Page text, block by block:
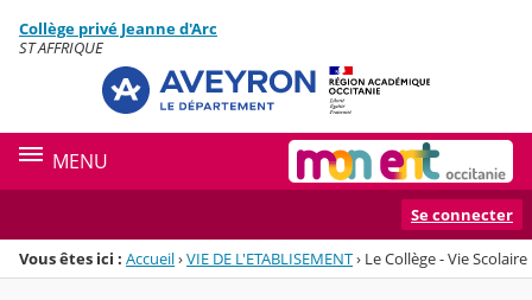
Menu de la rubrique
Contenu
Collège privé Jeanne d'Arc
ST AFFRIQUE
MENU
Se connecter
Vous êtes ici : Accueil›VIE DE L'ETABLISEMENT› Le Collège - Vie Scolaire